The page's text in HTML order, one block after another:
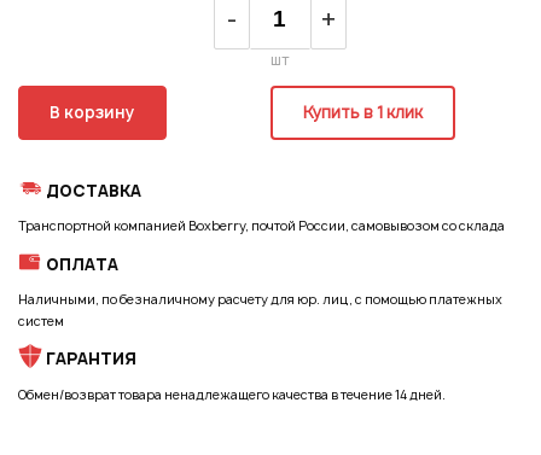
- +
шт
В корзину Купить в 1 клик
ДОСТАВКА
Транспортной компанией Boxberry, почтой России, самовывозом со склада
ОПЛАТА
Наличными, по безналичному расчету для юр. лиц, с помощью платежных
систем
ГАРАНТИЯ
Обмен/возврат товара ненадлежащего качества в течение 14 дней.